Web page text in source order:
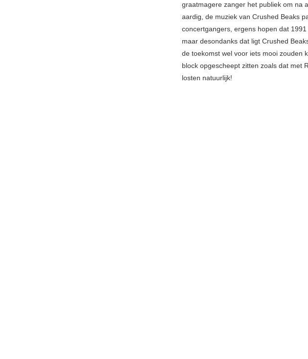
graatmagere zanger het publiek om na
aardig, de muziek van Crushed Beaks
concertgangers, ergens hopen dat
maar desondanks dat ligt Crushed
de toekomst wel voor iets mooi zouden
block opgescheept zitten zoals dat met
losten natuurlijk!